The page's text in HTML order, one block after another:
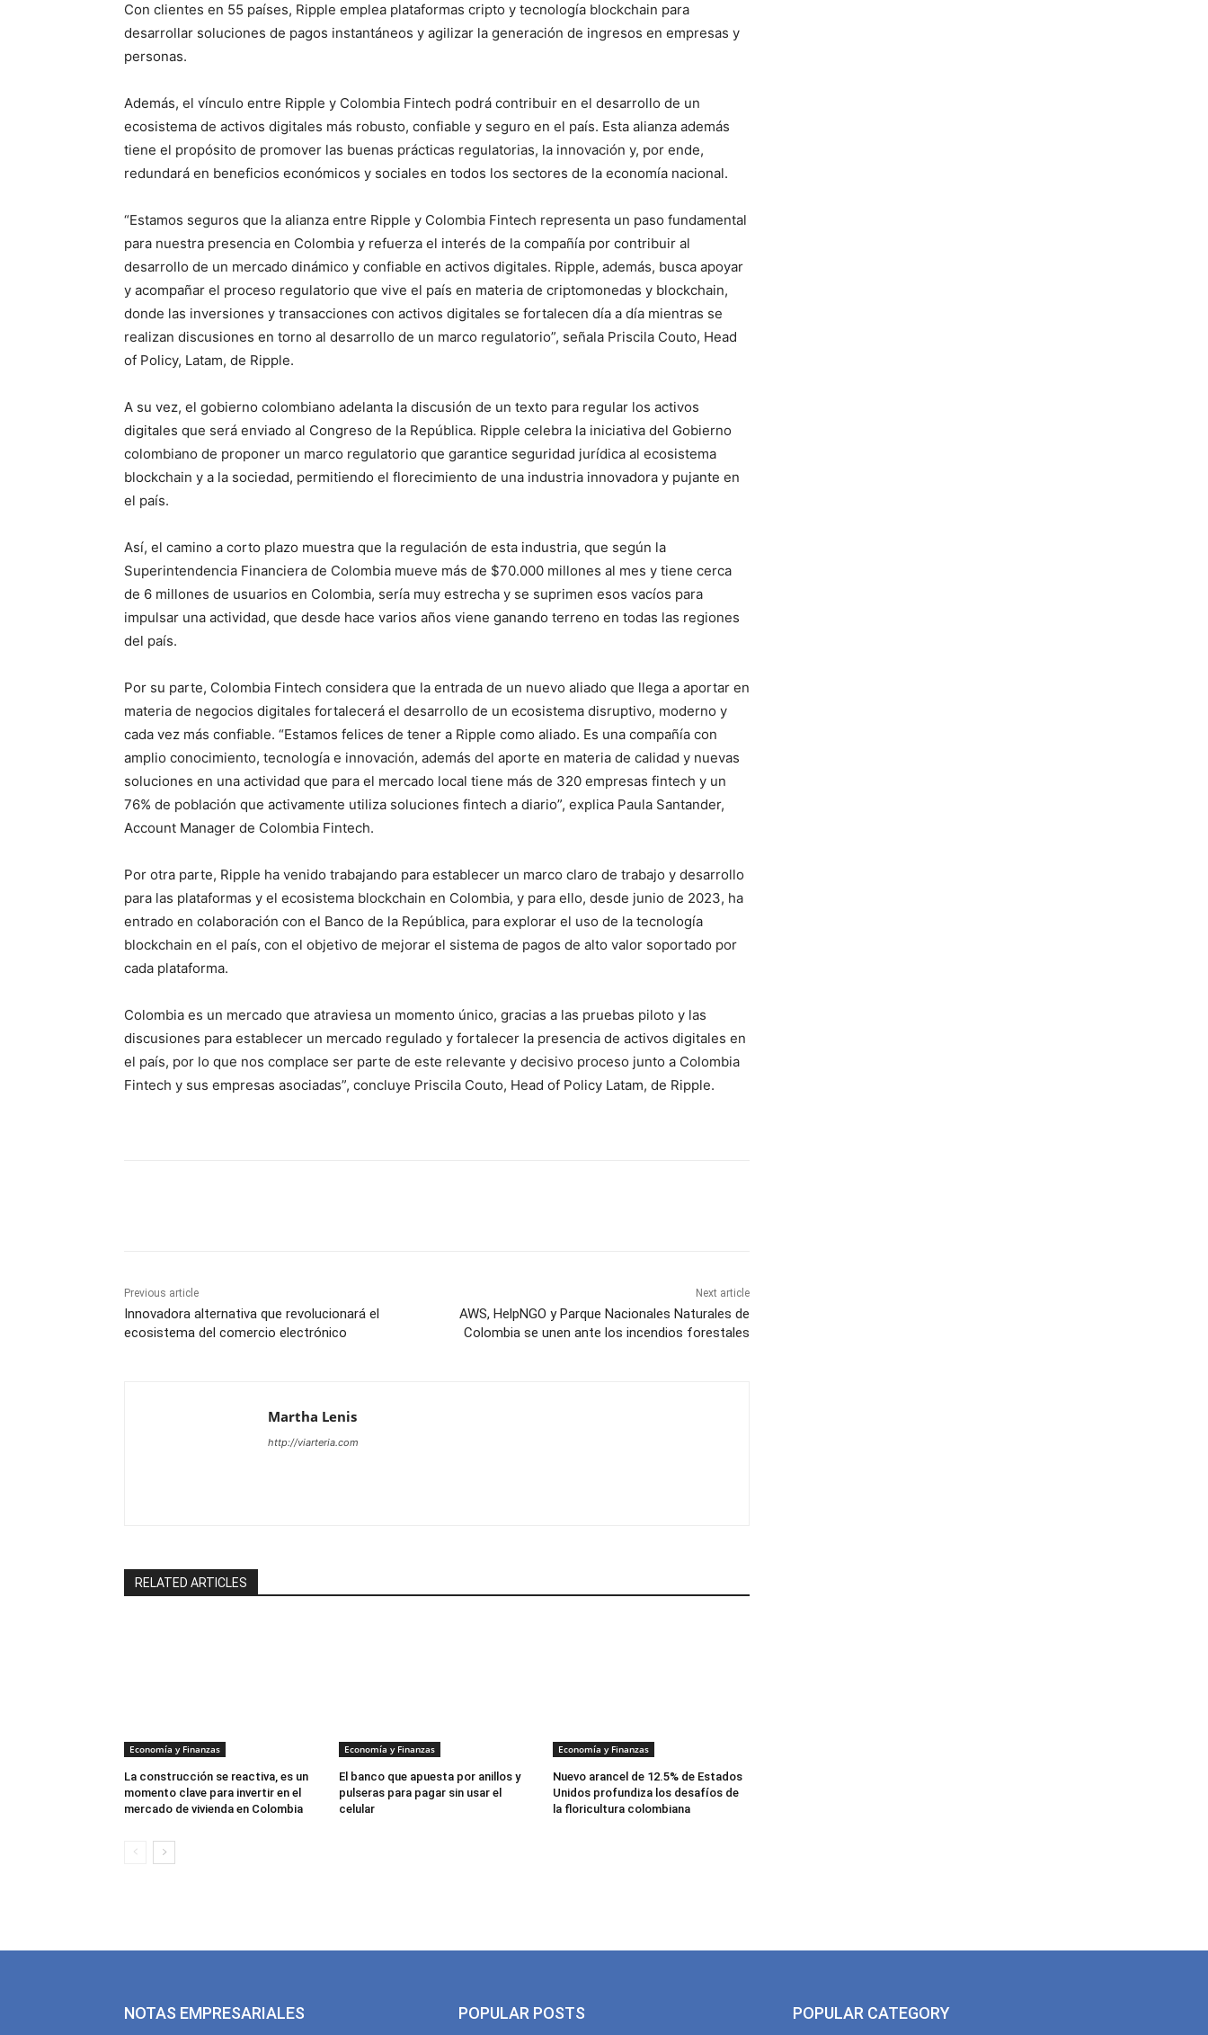
Con clientes en 55 países, Ripple emplea plataformas cripto y tecnología blockchain para
desarrollar soluciones de pagos instantáneos y agilizar la generación de ingresos en empresas y
personas.
Además, el vínculo entre Ripple y Colombia Fintech podrá contribuir en el desarrollo de un
ecosistema de activos digitales más robusto, confiable y seguro en el país. Esta alianza además
tiene el propósito de promover las buenas prácticas regulatorias, la innovación y, por ende,
redundará en beneficios económicos y sociales en todos los sectores de la economía nacional.
“Estamos seguros que la alianza entre Ripple y Colombia Fintech representa un paso fundamental
para nuestra presencia en Colombia y refuerza el interés de la compañía por contribuir al
desarrollo de un mercado dinámico y confiable en activos digitales. Ripple, además, busca apoyar
y acompañar el proceso regulatorio que vive el país en materia de criptomonedas y blockchain,
donde las inversiones y transacciones con activos digitales se fortalecen día a día mientras se
realizan discusiones en torno al desarrollo de un marco regulatorio”, señala Priscila Couto, Head
of Policy, Latam, de Ripple.
A su vez, el gobierno colombiano adelanta la discusión de un texto para regular los activos
digitales que será enviado al Congreso de la República. Ripple celebra la iniciativa del Gobierno
colombiano de proponer un marco regulatorio que garantice seguridad jurídica al ecosistema
blockchain y a la sociedad, permitiendo el florecimiento de una industria innovadora y pujante en
el país.
Así, el camino a corto plazo muestra que la regulación de esta industria, que según la
Superintendencia Financiera de Colombia mueve más de $70.000 millones al mes y tiene cerca
de 6 millones de usuarios en Colombia, sería muy estrecha y se suprimen esos vacíos para
impulsar una actividad, que desde hace varios años viene ganando terreno en todas las regiones
del país.
Por su parte, Colombia Fintech considera que la entrada de un nuevo aliado que llega a aportar en
materia de negocios digitales fortalecerá el desarrollo de un ecosistema disruptivo, moderno y
cada vez más confiable. “Estamos felices de tener a Ripple como aliado. Es una compañía con
amplio conocimiento, tecnología e innovación, además del aporte en materia de calidad y nuevas
soluciones en una actividad que para el mercado local tiene más de 320 empresas fintech y un
76% de población que activamente utiliza soluciones fintech a diario”, explica Paula Santander,
Account Manager de Colombia Fintech.
Por otra parte, Ripple ha venido trabajando para establecer un marco claro de trabajo y desarrollo
para las plataformas y el ecosistema blockchain en Colombia, y para ello, desde junio de 2023, ha
entrado en colaboración con el Banco de la República, para explorar el uso de la tecnología
blockchain en el país, con el objetivo de mejorar el sistema de pagos de alto valor soportado por
cada plataforma.
Colombia es un mercado que atraviesa un momento único, gracias a las pruebas piloto y las
discusiones para establecer un mercado regulado y fortalecer la presencia de activos digitales en
el país, por lo que nos complace ser parte de este relevante y decisivo proceso junto a Colombia
Fintech y sus empresas asociadas”, concluye Priscila Couto, Head of Policy Latam, de Ripple.
Previous article
Innovadora alternativa que revolucionará el
ecosistema del comercio electrónico
Next article
AWS, HelpNGO y Parque Nacionales Naturales de
Colombia se unen ante los incendios forestales
Martha Lenis
http://viarteria.com
RELATED ARTICLES
Economía y Finanzas
La construcción se reactiva, es un
momento clave para invertir en el
mercado de vivienda en Colombia
Economía y Finanzas
El banco que apuesta por anillos y
pulseras para pagar sin usar el
celular
Economía y Finanzas
Nuevo arancel de 12.5% de Estados
Unidos profundiza los desafíos de
la floricultura colombiana
NOTAS EMPRESARIALES POPULAR POSTS POPULAR CATEGORY